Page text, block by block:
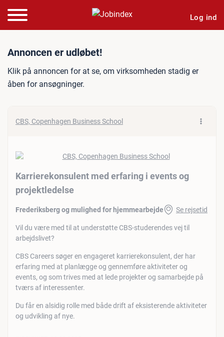
Log ind
Jobannonce:
Annoncen er udløbet!
Klik på annoncen for at se, om virksomheden stadig er
åben for ansøgninger.
CBS, Copenhagen Business School
Karrierekonsulent med erfaring i events og
projektledelse
Frederiksberg og mulighed for hjemmearbejde Se rejsetid
Vil du være med til at understøtte CBS-studerendes vej til
arbejdslivet?
CBS Careers søger en engageret karrierekonsulent, der har
erfaring med at planlægge og gennemføre aktiviteter og
events, og som trives med at lede projekter og samarbejde på
tværs af interessenter.
Du får en alsidig rolle med både drift af eksisterende aktiviteter
og udvikling af nye.